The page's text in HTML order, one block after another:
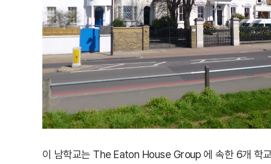
이 남학교는 The Eaton House Group 에 속한 6개 학